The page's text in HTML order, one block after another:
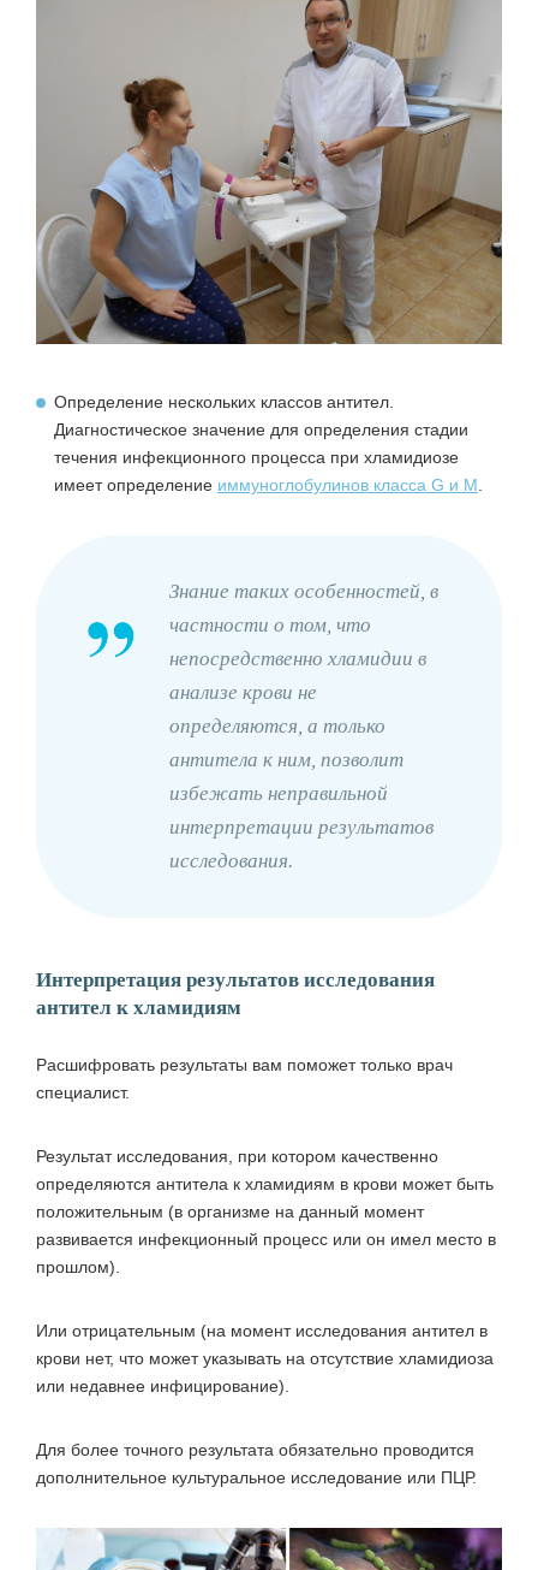
Определение нескольких классов антител.
Диагностическое значение для определения стадии
течения инфекционного процесса при хламидиозе
имеет определение иммуноглобулинов класса G и М.
Знание таких особенностей, в
частности о том, что
непосредственно хламидии в
анализе крови не
определяются, а только
антитела к ним, позволит
избежать неправильной
интерпретации результатов
исследования.
Интерпретация результатов исследования
антител к хламидиям
Расшифровать результаты вам поможет только врач
специалист.
Результат исследования, при котором качественно
определяются антитела к хламидиям в крови может быть
положительным (в организме на данный момент
развивается инфекционный процесс или он имел место в
прошлом).
Или отрицательным (на момент исследования антител в
крови нет, что может указывать на отсутствие хламидиоза
или недавнее инфицирование).
Для более точного результата обязательно проводится
дополнительное культуральное исследование или ПЦР.